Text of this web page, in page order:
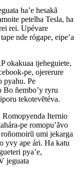
ha’e hesakã
peteĩha Tesla, ha
rei. Upévare
nde rógape, eipe’a
okakuaa ijeheguiete,
pe, ojererure
pyahu. Pe
Bo ñembo’y ryru
tekotevẽtéva.
Romopyenda Iternio
pe romopu’ãvo
umi jekarga
yvy ape ári. Ha katu
pya’e,
jeguata